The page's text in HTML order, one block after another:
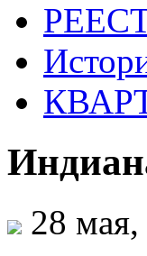
28